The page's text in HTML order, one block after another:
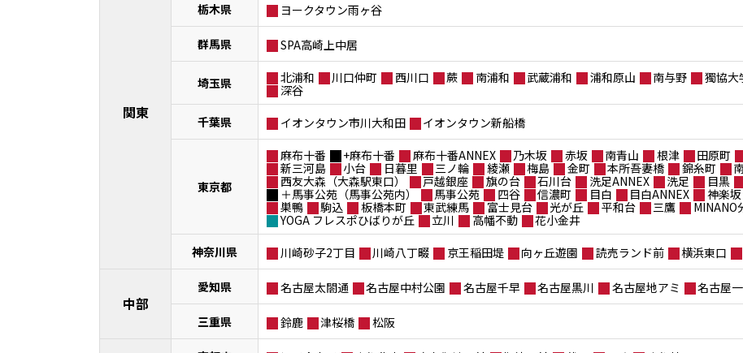
関東
栃木県 ヨークタウン雨ヶ谷
群馬県 SPA高崎上中居
埼玉県 北浦和 川口仲町 西川口 蕨 南浦和 武蔵浦和 浦和原山 南与野 獨協大
深谷
千葉県
イオンタウン市川大和田 イオンタウン新船橋
東京都
麻布十番 +麻布十番 麻布十番ANNEX 乃木坂 赤坂 南青山 根津 田原町
新三河島
小台 日暮里 三ノ輪 綾瀬 梅島 金町 本所吾妻橋 錦糸町
西友大森（大森駅東口）
戸越銀座 旗の台 石川台 洗足ANNEX 洗足 目黒
＋馬事公苑（馬事公苑内）
馬事公苑 四谷 信濃町 目白 目白ANNEX 神楽坂
巣鴨
駒込 板橋本町 東武練馬 富士見台 光が丘 平和台 三鷹 MINANO
YOGA フレスポひばりが丘
立川 高幡不動
花小金井
神奈川県
川崎砂子2丁目 川崎八丁畷 京王稲田堤 向ヶ丘遊園 読売ランド前 横浜東口
中部
愛知県 名古屋太閤通 名古屋中村公園 名古屋千早 名古屋黒川 名古屋地アミ 名古屋
三重県 鈴鹿 津桜橋 松阪